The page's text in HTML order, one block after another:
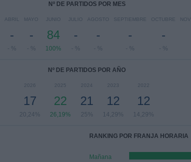
Nº DE PARTIDOS POR MES
ABRIL
-
- %
MAYO
-
- %
JUNIO
84
100%
JULIO
-
- %
AGOSTO
-
- %
SEPTIEMBRE
-
- %
OCTUBRE
-
- %
Nº DE PARTIDOS POR AÑO
2026
17
20,24%
2025
22
26,19%
2024
21
25%
2023
12
14,29%
2022
12
14,29%
RANKING POR FRANJA HORARIA
Mañana